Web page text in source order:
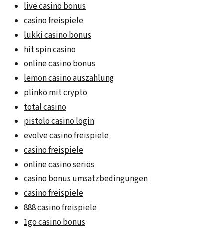
live casino bonus
casino freispiele
lukki casino bonus
hit spin casino
online casino bonus
lemon casino auszahlung
plinko mit crypto
total casino
pistolo casino login
evolve casino freispiele
casino freispiele
online casino seriös
casino bonus umsatzbedingungen
casino freispiele
888 casino freispiele
1go casino bonus